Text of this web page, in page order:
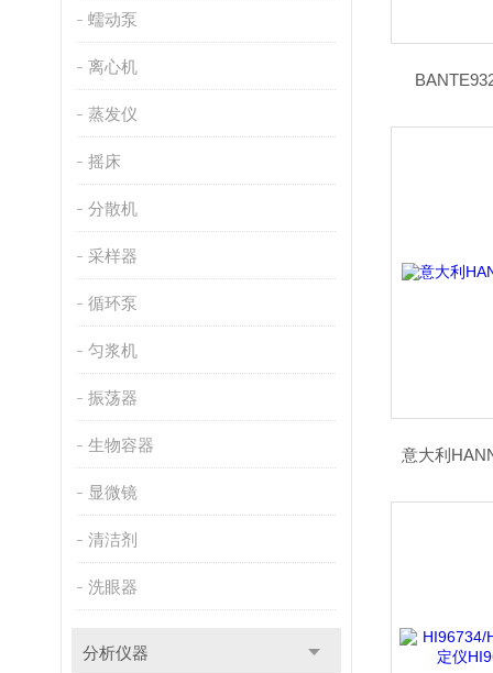
蠕动泵
离心机
蒸发仪
摇床
分散机
采样器
循环泵
匀浆机
振荡器
生物容器
显微镜
清洁剂
洗眼器
分析仪器
意大利